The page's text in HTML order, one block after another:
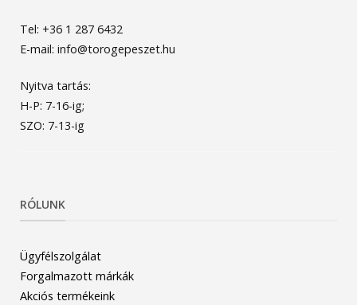
Tel: +36 1 287 6432
E-mail: info@torogepeszet.hu
Nyitva tartás:
H-P: 7-16-ig;
SZO: 7-13-ig
RÓLUNK
Ügyfélszolgálat
Forgalmazott márkák
Akciós termékeink